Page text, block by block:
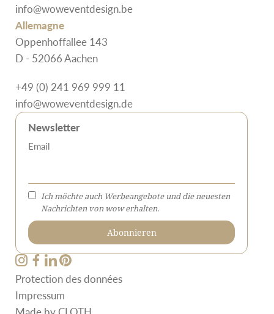
info@woweventdesign.be
Allemagne
Oppenhoffallee 143
D - 52066 Aachen
+49 (0) 241 969 999 11
info@woweventdesign.de
Newsletter
Email
Ich möchte auch Werbeangebote und die neuesten
Nachrichten von wow erhalten.
Protection des données
Impressum